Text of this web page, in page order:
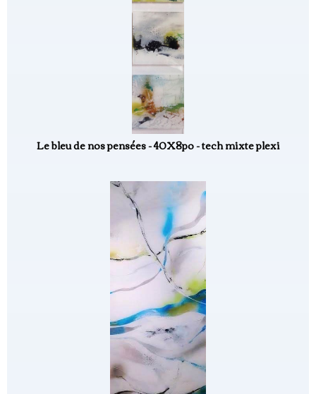
Le bleu de nos pensées - 40X8po - tech mixte plexi